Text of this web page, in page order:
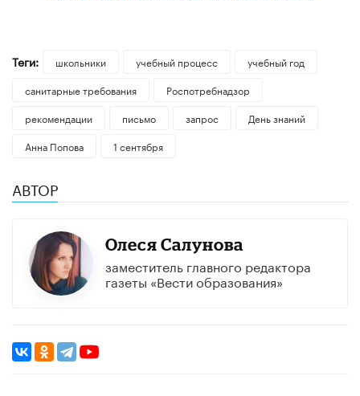
Теги: школьники учебный процесс
учебный год
санитарные требования
Роспотребнадзор
рекомендации
письмо запрос
День знаний
Анна Попова
1 сентября
АВТОР
Олеся Салунова
заместитель главного редактора
газеты «Вести образования»